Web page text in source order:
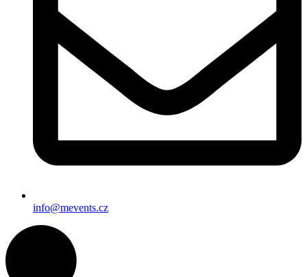
info@mevents.cz